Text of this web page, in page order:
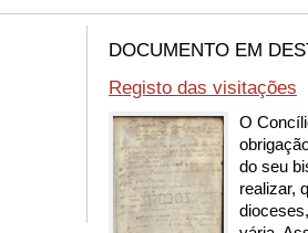
DOCUMENTO EM
Registo das visitações
O
do seu
realizar,